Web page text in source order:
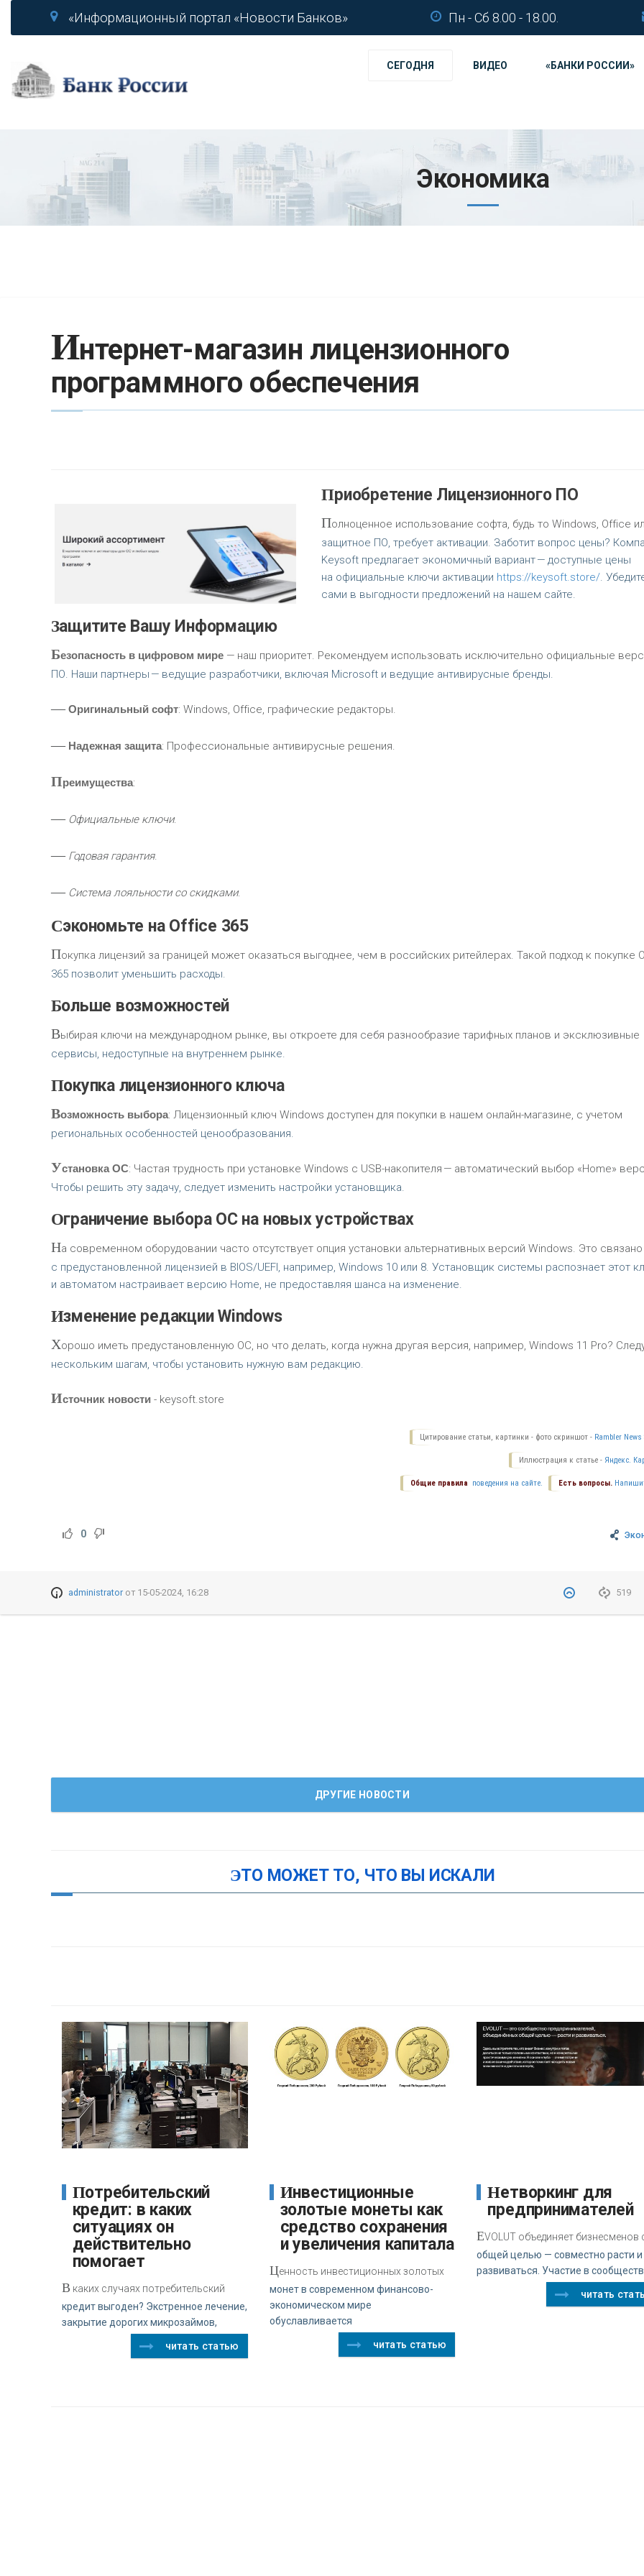
«Информационный портал «Новости Банков» Пн - Сб 8.00 - 18.00.
СЕГОДНЯ ВИДЕО «БАНКИ РОССИИ»
Экономика
Интернет-магазин лицензионного
программного обеспечения
Приобретение Лицензионного ПО
Полноценное использование софта, будь то Windows, Office
защитное ПО, требует активации. Заботит вопрос цены?
Keysoft предлагает экономичный вариант — доступные цены
на официальные ключи активации https://keysoft.store/.
сами в выгодности предложений на нашем сайте.
Защитите Вашу Информацию
Безопасность в цифровом мире — наш приоритет. Рекомендуем использовать исключительно официальные
ПО. Наши партнеры — ведущие разработчики, включая Microsoft и ведущие антивирусные бренды.
— Оригинальный софт: Windows, Office, графические редакторы.
— Надежная защита: Профессиональные антивирусные решения.
Преимущества:
— Официальные ключи.
— Годовая гарантия.
— Система лояльности со скидками.
Сэкономьте на Office 365
Покупка лицензий за границей может оказаться выгоднее, чем в российских ритейлерах. Такой подход к покупке
365 позволит уменьшить расходы.
Больше возможностей
Выбирая ключи на международном рынке, вы откроете для себя разнообразие тарифных планов и эксклюзивные
сервисы, недоступные на внутреннем рынке.
Покупка лицензионного ключа
Возможность выбора: Лицензионный ключ Windows доступен для покупки в нашем онлайн-магазине, с учетом
региональных особенностей ценообразования.
Установка ОС: Частая трудность при установке Windows с USB-накопителя — автоматический выбор «Home»
Чтобы решить эту задачу, следует изменить настройки установщика.
Ограничение выбора ОС на новых устройствах
На современном оборудовании часто отсутствует опция установки альтернативных версий Windows. Это связано
с предустановленной лицензией в BIOS/UEFI, например, Windows 10 или 8. Установщик системы распознает этот
и автоматом настраивает версию Home, не предоставляя шанса на изменение.
Изменение редакции Windows
Хорошо иметь предустановленную ОС, но что делать, когда нужна другая версия, например, Windows 11 Pro?
нескольким шагам, чтобы установить нужную вам редакцию.
Источник новости- keysoft.store
Цитирование статьи, картинки - фото скриншот - Rambler News
Иллюстрация к статье - Яндекс.
Есть вопросы.
Общие правила поведения на сайте.
0
519
administratorот 15-05-2024, 16:28
ДРУГИЕ НОВОСТИ
ЭТО МОЖЕТ ТО, ЧТО ВЫ ИСКАЛИ
Потребительский
кредит: в каких
ситуациях он
действительно
помогает
В каких случаях потребительский
кредит выгоден? Экстренное лечение,
закрытие дорогих микрозаймов,
читать статью
Инвестиционные
золотые монеты как
средство сохранения
и увеличения капитала
Ценность инвестиционных золотых
монет в современном финансово-
экономическом мире
обуславливается
читать статью
Нетворкинг для
предпринимателей
EVOLUT объединяет бизнесменов
общей целью — совместно расти и
развиваться. Участие в
читать